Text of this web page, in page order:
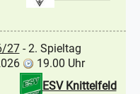
27- 2. Spieltag
19.00 Uhr
ESV Knittelfeld